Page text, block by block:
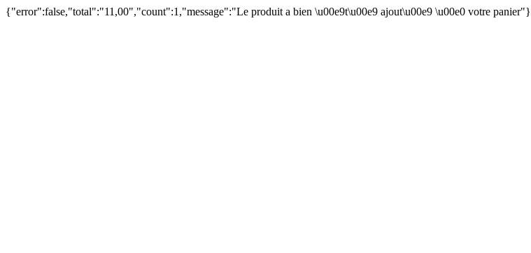
{"error":false,"total":"11,00","count":1,"message":"Le produit a bien \u00e9t\u00e9 ajout\u00e9 \u00e0 votre panier"}